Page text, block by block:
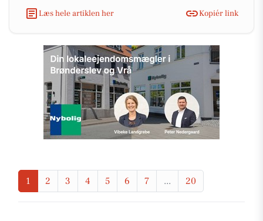
Læs hele artiklen her
Kopiér link
1 2 3 4 5 6 7 ... 20